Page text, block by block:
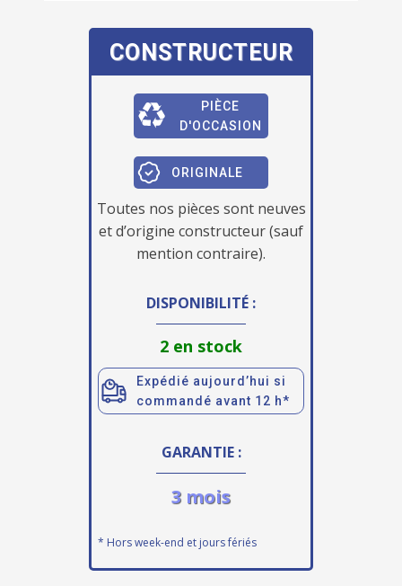
CONSTRUCTEUR
PIÈCE
D'OCCASION
ORIGINALE
Toutes nos pièces sont neuves
et d’origine constructeur (sauf
mention contraire).
DISPONIBILITÉ :
2 en stock
Expédié aujourd’hui si
commandé avant 12 h*
GARANTIE :
3 mois
* Hors week-end et jours fériés